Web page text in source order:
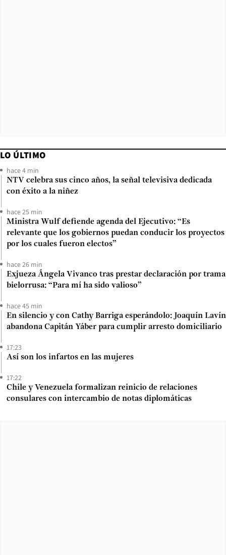
LO ÚLTIMO
hace 4 min
NTV celebra sus cinco años, la señal televisiva dedicada
con éxito a la niñez
hace 25 min
Ministra Wulf defiende agenda del Ejecutivo: “Es
relevante que los gobiernos puedan conducir los proyectos
por los cuales fueron electos”
hace 26 min
Exjueza Ángela Vivanco tras prestar declaración por trama
bielorrusa: “Para mí ha sido valioso”
hace 45 min
En silencio y con Cathy Barriga esperándolo: Joaquín Lavín
abandona Capitán Yáber para cumplir arresto domiciliario
17:23
Así son los infartos en las mujeres
17:22
Chile y Venezuela formalizan reinicio de relaciones
consulares con intercambio de notas diplomáticas